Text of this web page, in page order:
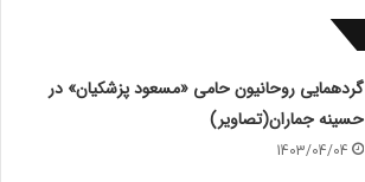
گردهمایی روحانیون حامی «مسعود پزشکیان» در
حسینه جماران(تصاویر)
1403/04/04